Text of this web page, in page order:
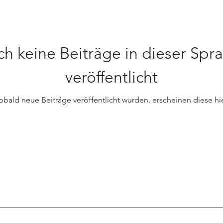
keine Beiträge in dieser
veröffentlicht
neue Beiträge veröffentlicht wurden, erscheinen diese